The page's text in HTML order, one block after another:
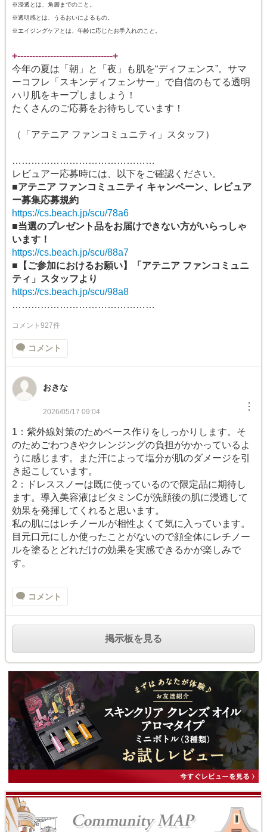
※浸透とは、角層までのこと。
※透明感とは、うるおいによるもの。
※エイジングケアとは、年齢に応じたお手入れのこと。
+--------------------------------+
今年の夏は「朝」と「夜」も肌を“ディフェンス”。サマ
ーコフレ「スキンディフェンサー」で自信のもてる透明
ハリ肌をキープしましょう！
たくさんのご応募をお待ちしています！
（「アテニア ファンコミュニティ」スタッフ）
………………………………………
レビュアー応募時には、以下をご確認ください。
■アテニア ファンコミュニティ キャンペーン、レビュア
ー募集応募規約
https://cs.beach.jp/scu/78a6
■当選のプレゼント品をお届けできない方がいらっしゃ
います！
https://cs.beach.jp/scu/88a7
■【ご参加におけるお願い】「アテニア ファンコミュニ
ティ」スタッフより
https://cs.beach.jp/scu/98a8
………………………………………
コメント927件
コメント
おきな
2026/05/17 09:04 ︙
1：紫外線対策のためベース作りをしっかりします。そ
のためごわつきやクレンジングの負担がかかっているよ
うに感じます。また汗によって塩分が肌のダメージを引
き起こしています。
2：ドレススノーは既に使っているので限定品に期待し
ます。導入美容液はビタミンCが洗顔後の肌に浸透して
効果を発揮してくれると思います。
私の肌にはレチノールが相性よくて気に入っています。
目元口元にしか使ったことがないので顔全体にレチノー
ルを塗るとどれだけの効果を実感できるかが楽しみで
す。
コメント
掲示板を見る